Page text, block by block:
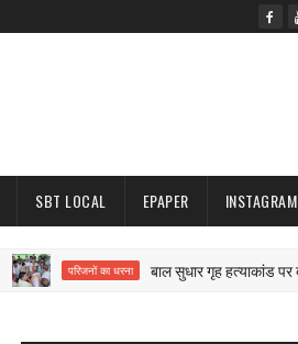
SBT LOCAL EPAPER INSTAGRAM
परिजनों का धरना बाल सुधार गृह हत्याकांड पर बवाल